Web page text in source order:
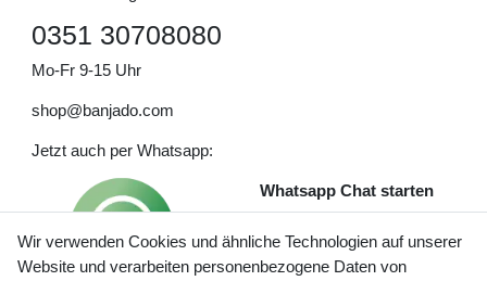
0351 30708080
Mo-Fr 9-15 Uhr
shop@banjado.com
Jetzt auch per Whatsapp:
Whatsapp Chat starten
Wir verwenden Cookies und ähnliche Technologien auf unserer
Website und verarbeiten personenbezogene Daten von